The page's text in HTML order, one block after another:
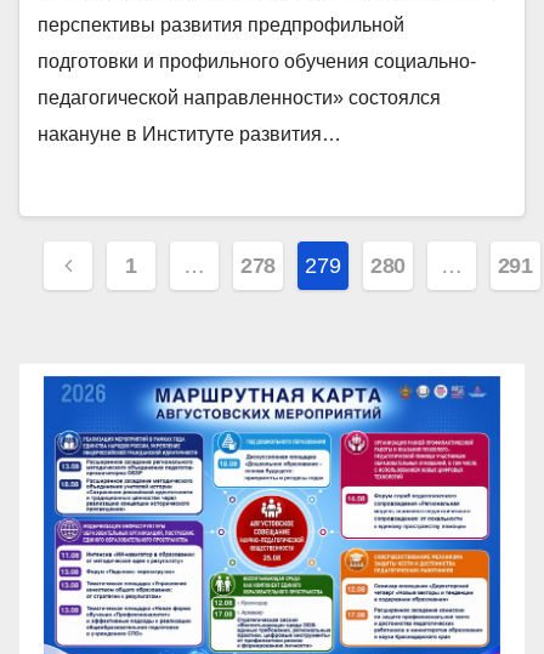
перспективы развития предпрофильной
подготовки и профильного обучения социально-
педагогической направленности» состоялся
накануне в Институте развития…
Пагинация
записей
1 … 278 279 280 … 291